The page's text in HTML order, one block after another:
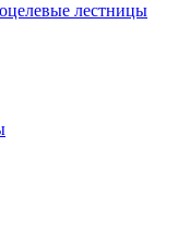
лестницы